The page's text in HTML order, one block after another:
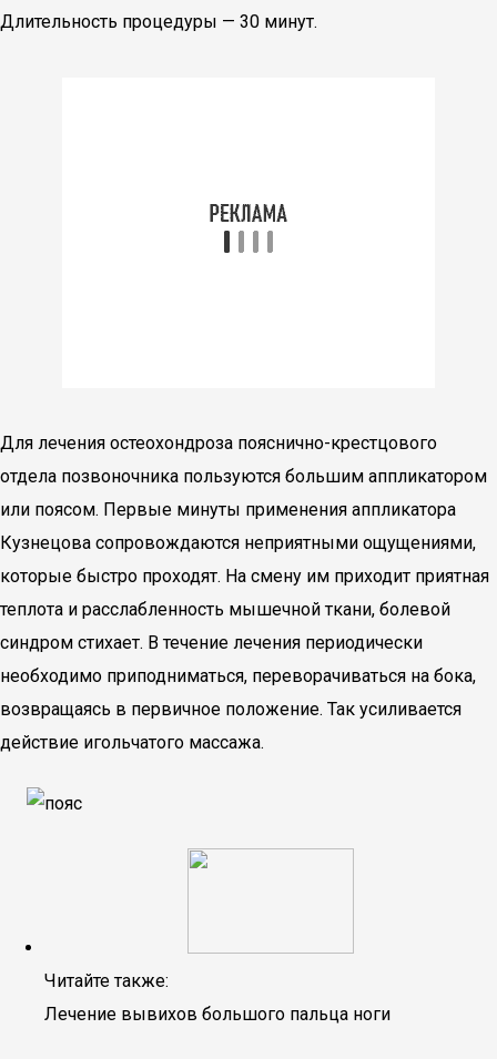
Длительность процедуры — 30 минут.
Для лечения остеохондроза пояснично-крестцового
отдела позвоночника пользуются большим аппликатором
или поясом. Первые минуты применения аппликатора
Кузнецова сопровождаются неприятными ощущениями,
которые быстро проходят. На смену им приходит приятная
теплота и расслабленность мышечной ткани, болевой
синдром стихает. В течение лечения периодически
необходимо приподниматься, переворачиваться на бока,
возвращаясь в первичное положение. Так усиливается
действие игольчатого массажа.
Читайте также:
Лечение вывихов большого пальца ноги